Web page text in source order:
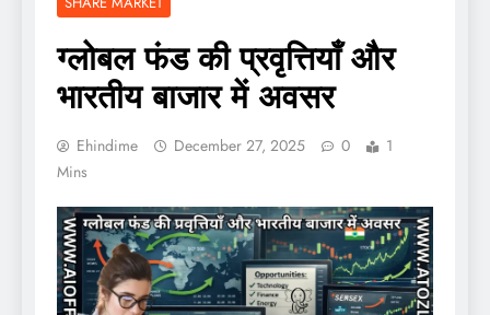
ग्लोबल फंड की प्रवृत्तियाँ और
भारतीय बाजार में अवसर
Ehindime December 27, 2025 0
1
Mins